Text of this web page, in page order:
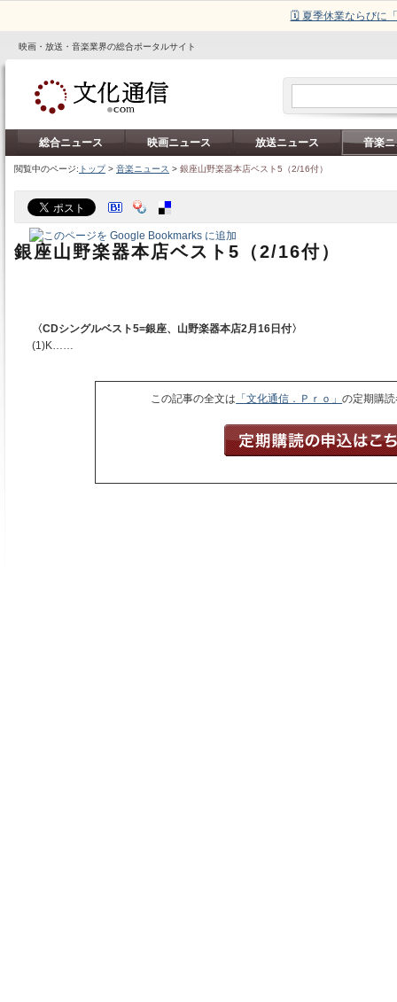
🗓️ 夏季休業ならびに
映画・放送・音楽業界の総合ポータルサイト
総合ニュース 映画ニュース 放送ニュース 音楽
閲覧中のページ: トップ> 音楽ニュース > 銀座山野楽器本店ベスト5（2/16付）
銀座山野楽器本店ベスト5（2/16付）
〈CDシングルベスト5=銀座、山野楽器本店2月16日付〉
(1)K……
この記事の全文は 「文化通信．Ｐｒｏ」の定期購